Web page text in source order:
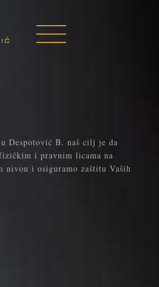
Despotović B. naš cilj je da
i pravnim licama na
nivou i osiguramo zaštitu Vaših